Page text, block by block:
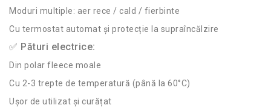
Moduri multiple: aer rece / cald / fierbinte
Cu termostat automat și protecție la supraîncălzire
✅ Pături electrice:
Din polar fleece moale
Cu 2-3 trepte de temperatură (până la 60°C)
Ușor de utilizat și curățat